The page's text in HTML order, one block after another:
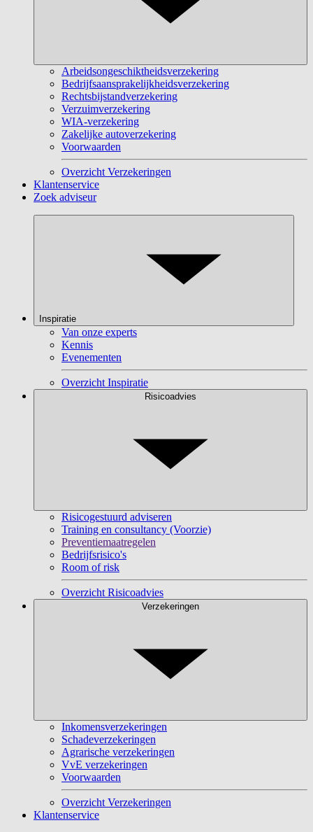
Arbeidsongeschiktheidsverzekering
Bedrijfsaansprakelijkheidsverzekering
Rechtsbijstandverzekering
Verzuimverzekering
WIA-verzekering
Zakelijke autoverzekering
Voorwaarden
Overzicht Verzekeringen
Klantenservice
Zoek adviseur
Inspiratie
Van onze experts
Kennis
Evenementen
Overzicht Inspiratie
Risicoadvies
Risicogestuurd adviseren
Training en consultancy (Voorzie)
Preventiemaatregelen
Bedrijfsrisico's
Room of risk
Overzicht Risicoadvies
Verzekeringen
Inkomensverzekeringen
Schadeverzekeringen
Agrarische verzekeringen
VvE verzekeringen
Voorwaarden
Overzicht Verzekeringen
Klantenservice